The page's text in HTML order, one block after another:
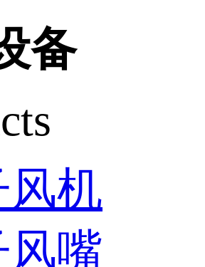
备
机
嘴